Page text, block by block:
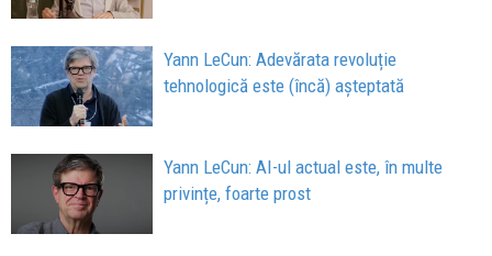
Yann LeCun: Adevărata revoluție
tehnologică este (încă) așteptată
Yann LeCun: AI-ul actual este, în multe
privințe, foarte prost